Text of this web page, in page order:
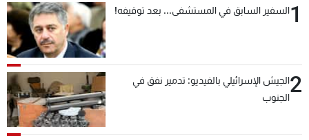
1السفير السابق في المستشفى... بعد توقيفه!
2الجيش الإسرائيلي بالفيديو: تدمير نفق في
الجنوب